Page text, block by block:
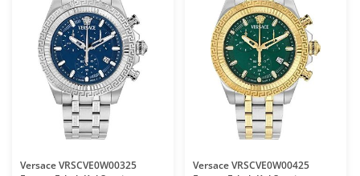
Versace VRSCVE0W00325
Versace VRSCVE0W00425